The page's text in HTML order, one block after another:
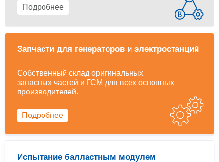
Подробнее
Запчасти для генераторов и электростанций
Собственный склад оригинальных
запасных частей и ГСМ для всех основных
производителей.
Подробнее
Испытание балластным модулем